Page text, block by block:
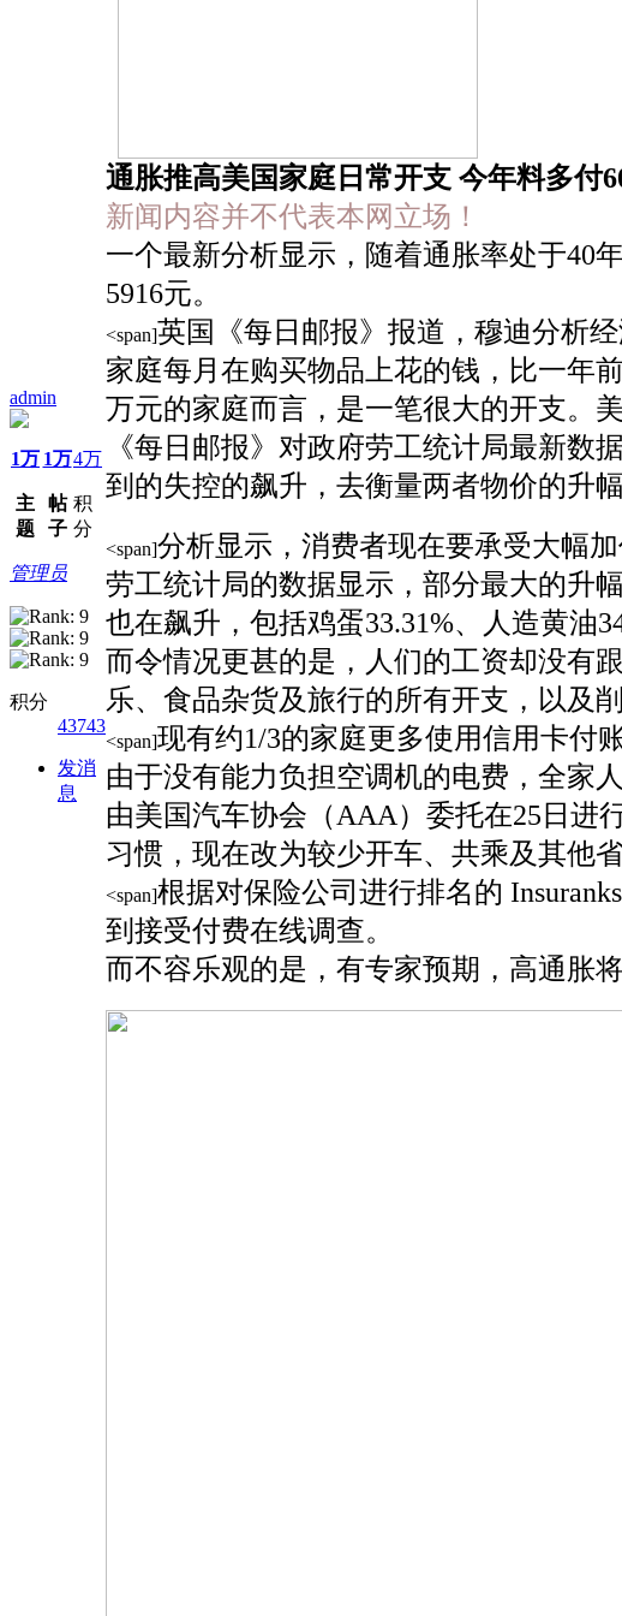
admin
1万
主
题
1万
帖
子
4万
积
分
管理员
积分
43743
发消
息
通胀推高美国家庭日常开支 今年料多付
新闻内容并不代表本网立场！
一个最新分析显示，随着通胀率处于40
5916元。
<span]英国《每日邮报》报道，穆迪分析
家庭每月在购买物品上花的钱，比一年
万元的家庭而言，是一笔很大的开支。
《每日邮报》对政府劳工统计局最新数
到的失控的飙升，去衡量两者物价的升
<span]分析显示，消费者现在要承受大幅
劳工统计局的数据显示，部分最大的升
也在飙升，包括鸡蛋33.31%、人造黄油
而令情况更甚的是，人们的工资却没有
乐、食品杂货及旅行的所有开支，以及
<span]现有约1/3的家庭更多使用信用卡付
由于没有能力负担空调机的电费，全家
由美国汽车协会（AAA）委托在25日进
习惯，现在改为较少开车、共乘及其他省
<span]根据对保险公司进行排名的
到接受付费在线调查。
而不容乐观的是，有专家预期，高通胀